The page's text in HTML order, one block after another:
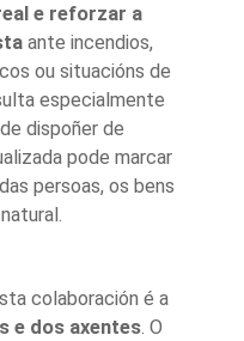
e reforzar a
ante incendios,
ou situacións de
especialmente
dispoñer de
pode marcar
persoas, os bens
colaboración é a
e dos axentes. O